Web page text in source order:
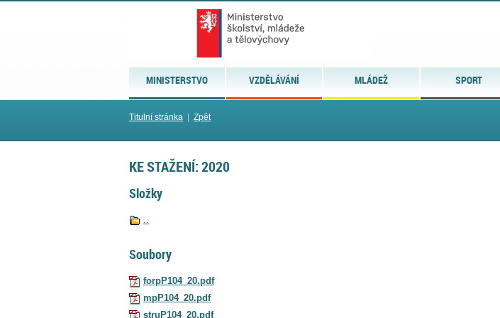
MINISTERSTVO VZDĚLÁVÁNÍ MLÁDEŽ SPORT
Titulní stránka Zpět
KE STAŽENÍ: 2020
Složky
..
Soubory
forpP104_20.pdf
mpP104_20.pdf
struP104_20.pdf